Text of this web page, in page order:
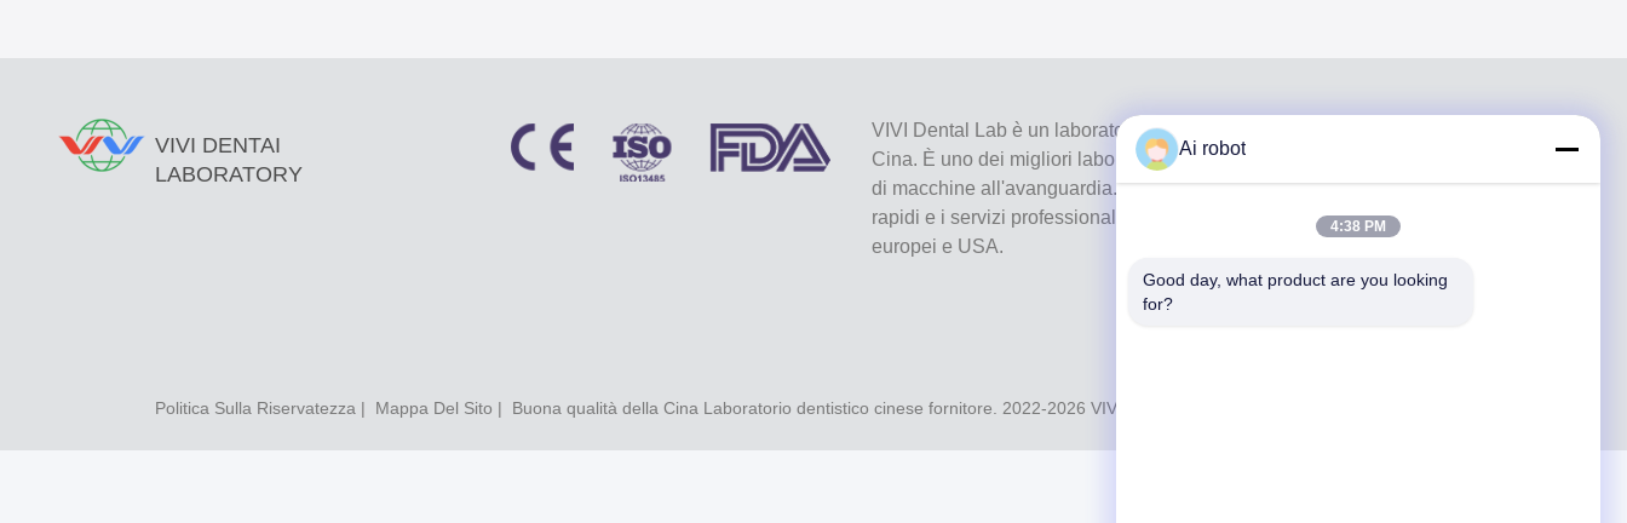
VIVI DENTAI
LABORATORY
VIVI Dental Lab è un laboratorio a servizio completo di alto livello di Shenzhen, in
Cina. È uno dei migliori laboratori odontotecnici certificati CE, ISO e FDA e dotati
di macchine all'avanguardia. Suo l'impegno per l'alta qualità, i tempi di consegna
rapidi e i servizi professionali ha vinto numerosi feedback positivi dai mercati
europei e USA.
Politica Sulla Riservatezza | Mappa Del Sito | Buona qualità della Cina Laboratorio dentistico cinese fornitore. 2022-2026 VIVI DENTAI LABORATORY
Ai robot
4:38 PM
Good day, what product are you looking
for?